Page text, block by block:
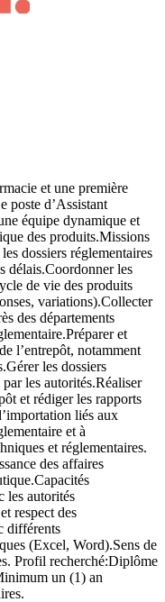
et une première
poste d’Assistant
équipe dynamique et
des produits.Missions
dossiers réglementaires
délais.Coordonner les
de vie des produits
variations).Collecter
des départements
et
l’entrepôt, notamment
les dossiers
les autorités.Réaliser
et rédiger les rapports
liés aux
et à
et réglementaires.
des affaires
les autorités
respect des
différents
(Excel, Word).Sens de
Profil recherché:Diplôme
un (1) an